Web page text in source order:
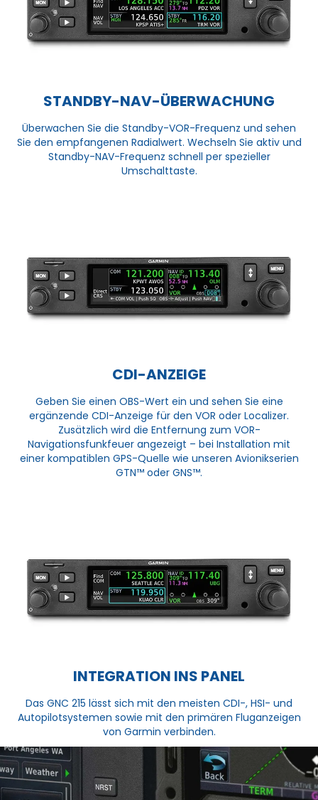
STANDBY-NAV-ÜBERWACHUNG
Überwachen Sie die Standby-VOR-Frequenz und sehen
Sie den empfangenen Radialwert. Wechseln Sie aktiv und
Standby-NAV-Frequenz schnell per spezieller
Umschalttaste.
CDI-ANZEIGE
Geben Sie einen OBS-Wert ein und sehen Sie eine
ergänzende CDI-Anzeige für den VOR oder Localizer.
Zusätzlich wird die Entfernung zum VOR-
Navigationsfunkfeuer angezeigt – bei Installation mit
einer kompatiblen GPS-Quelle wie unseren Avionikserien
GTN™ oder GNS™.
INTEGRATION INS PANEL
Das GNC 215 lässt sich mit den meisten CDI-, HSI- und
Autopilotsystemen sowie mit den primären Fluganzeigen
von Garmin verbinden.